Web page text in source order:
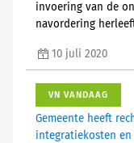
invoering van de
navordering
10 juli 2020
VN VANDAAG
Gemeente heeft
integratiekosten